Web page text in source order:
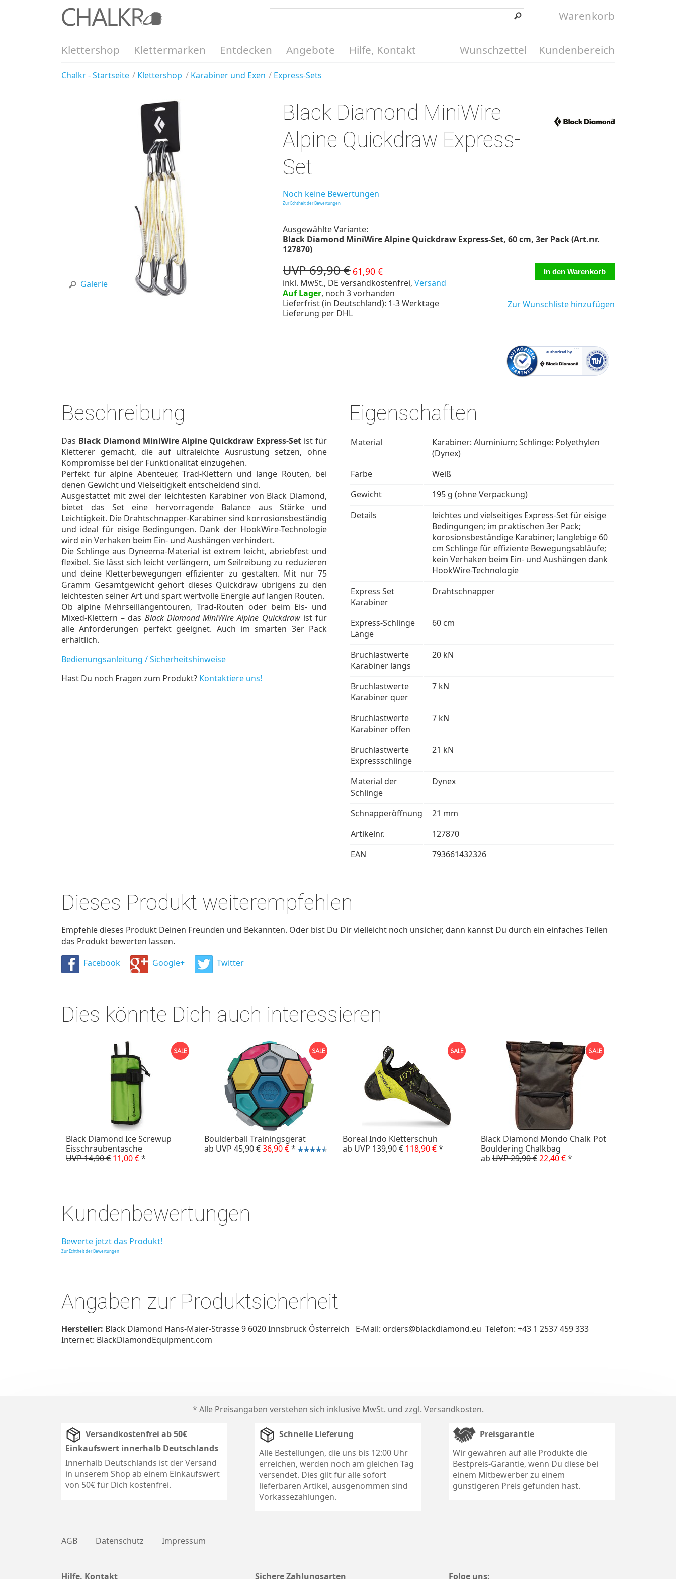
Warenkorb
Klettershop Klettermarken Entdecken Angebote Hilfe, Kontakt Kundenbereich
Wunschzettel
Chalkr - Startseite Klettershop Karabiner und Exen Express-Sets
Galerie
Black Diamond MiniWire
Alpine Quickdraw Express-
Set
Noch keine Bewertungen
Zur Echtheit der Bewertungen
Ausgewählte Variante:
Black Diamond MiniWire Alpine Quickdraw Express-Set, 60 cm, 3er Pack (Art.nr.
127870)
UVP 69,90 € 61,90 €
inkl. MwSt., DE versandkostenfrei, Versand
Auf Lager, noch 3 vorhanden
Lieferfrist (in Deutschland): 1-3 Werktage
Lieferung per DHL
Zur Wunschliste hinzufügen
Eigenschaften
Material
Karabiner: Aluminium; Schlinge: Polyethylen
(Dynex)
Farbe
Weiß
Gewicht
195 g (ohne Verpackung)
Details
leichtes und vielseitiges Express-Set für eisige
Bedingungen; im praktischen 3er Pack;
korosionsbeständige Karabiner; langlebige 60
cm Schlinge für effiziente Bewegungsabläufe;
kein Verhaken beim Ein- und Aushängen dank
HookWire-Technologie
Express Set
Karabiner
Drahtschnapper
Express-Schlinge
Länge
60 cm
Bruchlastwerte
Karabiner längs
20 kN
Bruchlastwerte
Karabiner quer
7 kN
Bruchlastwerte
Karabiner offen
7 kN
Bruchlastwerte
Expressschlinge
21 kN
Material der
Schlinge
Dynex
Schnapperöffnung
21 mm
Artikelnr.
127870
EAN
793661432326
Beschreibung
Das Black Diamond MiniWire Alpine Quickdraw Express-Set ist für
Kletterer gemacht, die auf ultraleichte Ausrüstung setzen, ohne
Kompromisse bei der Funktionalität einzugehen.
Perfekt für alpine Abenteuer, Trad-Klettern und lange Routen, bei
denen Gewicht und Vielseitigkeit entscheidend sind.
Ausgestattet mit zwei der leichtesten Karabiner von Black Diamond,
bietet das Set eine hervorragende Balance aus Stärke und
Leichtigkeit. Die Drahtschnapper-Karabiner sind korrosionsbeständig
und ideal für eisige Bedingungen. Dank der HookWire-Technologie
wird ein Verhaken beim Ein- und Aushängen verhindert.
Die Schlinge aus Dyneema-Material ist extrem leicht, abriebfest und
flexibel. Sie lässt sich leicht verlängern, um Seilreibung zu reduzieren
und deine Kletterbewegungen effizienter zu gestalten. Mit nur 75
Gramm Gesamtgewicht gehört dieses Quickdraw übrigens zu den
leichtesten seiner Art und spart wertvolle Energie auf langen Routen.
Ob alpine Mehrseillängentouren, Trad-Routen oder beim Eis- und
Mixed-Klettern – das Black Diamond MiniWire Alpine Quickdrawist für
alle Anforderungen perfekt geeignet. Auch im smarten 3er Pack
erhältlich.
Bedienungsanleitung / Sicherheitshinweise
Hast Du noch Fragen zum Produkt? Kontaktiere uns!
Dieses Produkt weiterempfehlen
Empfehle dieses Produkt Deinen Freunden und Bekannten. Oder bist Du Dir vielleicht noch unsicher, dann kannst Du durch ein einfaches Teilen
das Produkt bewerten lassen.
Facebook
Google+ Twitter
Dies könnte Dich auch interessieren
Black Diamond Ice Screwup
Eisschraubentasche
UVP 14,90 € 11,00 €*
Boulderball Trainingsgerät
ab UVP 45,90 €36,90 €*
Boreal Indo Kletterschuh
ab UVP 139,90 € 118,90 €*
Black Diamond Mondo Chalk Pot
Bouldering Chalkbag
ab UVP 29,90 €22,40 €*
Kundenbewertungen
Bewerte jetzt das Produkt!
Zur Echtheit der Bewertungen
Angaben zur Produktsicherheit
Hersteller: Black Diamond Hans-Maier-Strasse 9 6020 Innsbruck Österreich E-Mail: orders@blackdiamond.eu Telefon: +43 1 2537 459 333
Internet: BlackDiamondEquipment.com
* Alle Preisangaben verstehen sich inklusive MwSt. und zzgl. Versandkosten.
Versandkostenfrei ab 50€
Einkaufswert innerhalb Deutschlands
Innerhalb Deutschlands ist der Versand
in unserem Shop ab einem Einkaufswert
von 50€ für Dich kostenfrei.
Schnelle Lieferung
Alle Bestellungen, die uns bis 12:00 Uhr
erreichen, werden noch am gleichen Tag
versendet. Dies gilt für alle sofort
lieferbaren Artikel, ausgenommen sind
Vorkassezahlungen.
Preisgarantie
Wir gewähren auf alle Produkte die
Bestpreis-Garantie, wenn Du diese bei
einem Mitbewerber zu einem
günstigeren Preis gefunden hast.
AGB Datenschutz Impressum
Hilfe, Kontakt Sichere Zahlungsarten Folge uns: